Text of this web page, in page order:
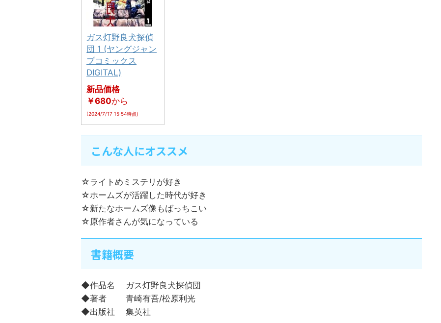
ガス灯野良犬探偵
団 1 (ヤングジャン
プコミックス
DIGITAL)
新品価格
￥680から
(2024/7/17 15:54時点)
こんな人にオススメ
☆ライトめミステリが好き
☆ホームズが活躍した時代が好き
☆新たなホームズ像もばっちこい
☆原作者さんが気になっている
書籍概要
◆作品名 ガス灯野良犬探偵団
◆著者 青崎有吾/松原利光
◆出版社 集英社